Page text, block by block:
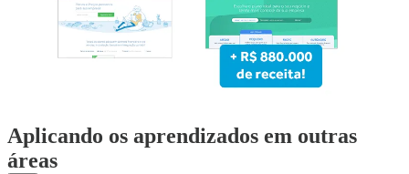
Aplicando os aprendizados em outras
áreas